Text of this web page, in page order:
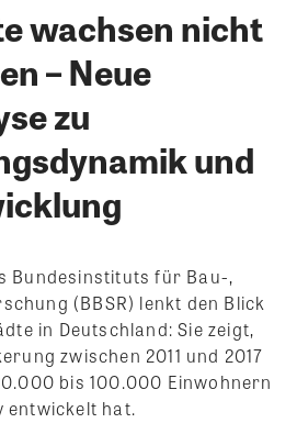
wachsen nicht
– Neue
zu
und
Bundesinstituts für Bau-,
(BBSR) lenkt den Blick
in Deutschland: Sie zeigt,
zwischen 2011 und 2017
bis 100.000 Einwohnern
entwickelt hat.